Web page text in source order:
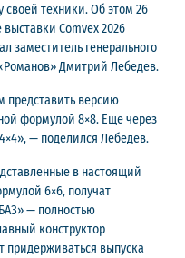
техники. Об этом 26
Comvex 2026
заместитель генерального
Дмитрий Лебедев.
представить версию
формулой 8×8. Еще через
— поделился Лебедев.
в настоящий
6×6, получат
— полностью
конструктор
придерживаться выпуска